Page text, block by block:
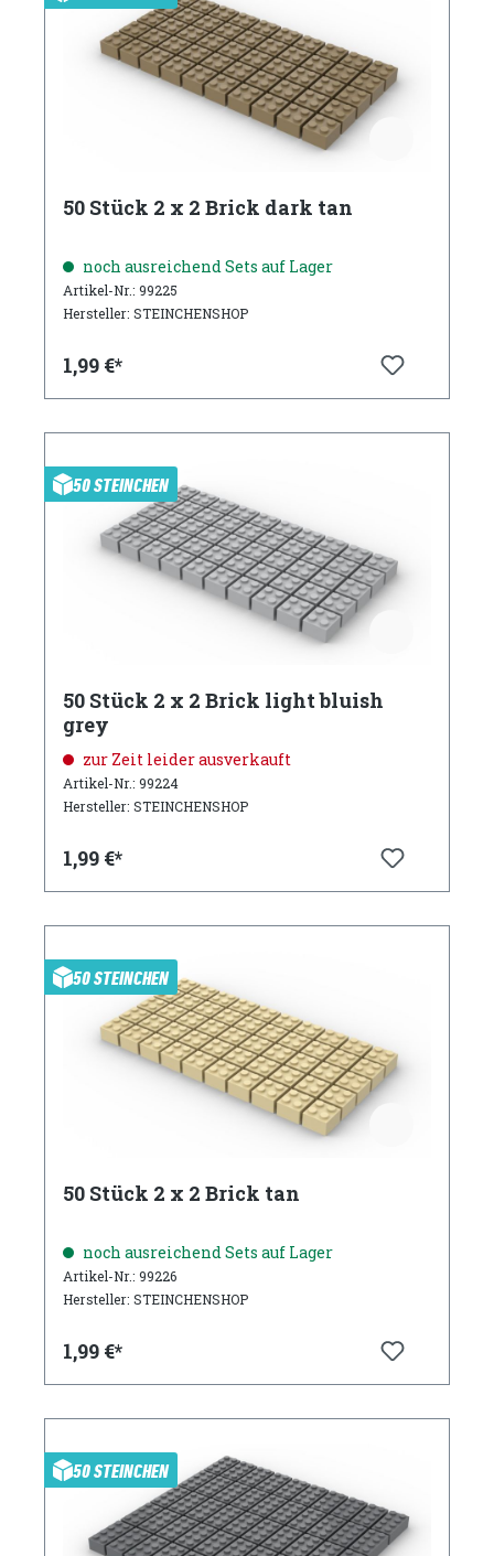
50 Stück 2 x 2 Brick dark tan
noch ausreichend Sets auf Lager
Artikel-Nr.: 99225
Hersteller: STEINCHENSHOP
1,99 €*
50 STEINCHEN
50 Stück 2 x 2 Brick light bluish
grey
zur Zeit leider ausverkauft
Artikel-Nr.: 99224
Hersteller: STEINCHENSHOP
1,99 €*
50 STEINCHEN
50 Stück 2 x 2 Brick tan
noch ausreichend Sets auf Lager
Artikel-Nr.: 99226
Hersteller: STEINCHENSHOP
1,99 €*
50 STEINCHEN